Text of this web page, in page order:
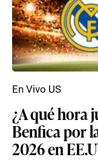
¿A qué hora
Benfica por
2026 en
En Vivo US